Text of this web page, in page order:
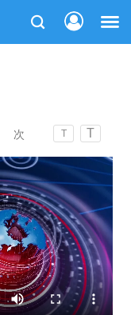
次 T T